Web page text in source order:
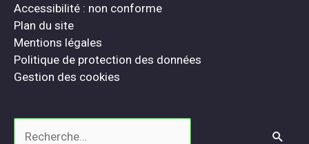
Accessibilité : non conforme
Plan du site
Mentions légales
Politique de protection des données
Gestion des cookies